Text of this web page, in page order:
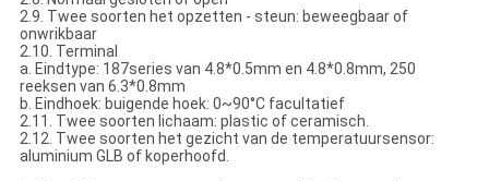
2.9. Twee soorten het opzetten - steun: beweegbaar of
onwrikbaar
2.10. Terminal
a. Eindtype: 187series van 4.8*0.5mm en 4.8*0.8mm, 250
reeksen van 6.3*0.8mm
b. Eindhoek: buigende hoek: 0~90°C facultatief
2.11. Twee soorten lichaam: plastic of ceramisch.
2.12. Twee soorten het gezicht van de temperatuursensor:
aluminium GLB of koperhoofd.